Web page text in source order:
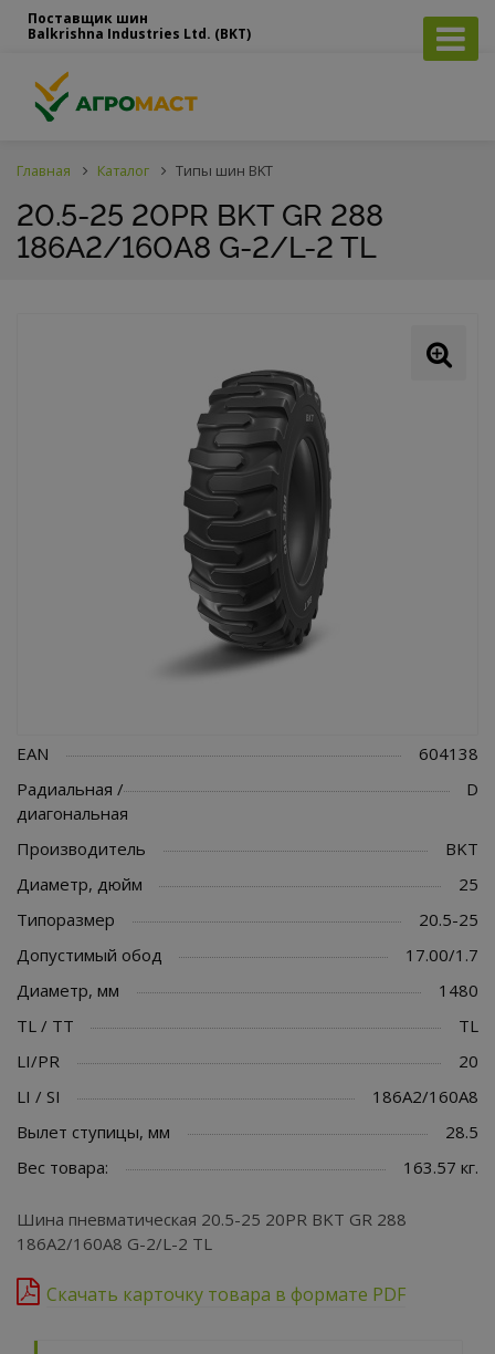
Поставщик шин
Balkrishna Industries Ltd. (BKT)
Главная Каталог Типы шин BKT
20.5-25 20PR BKT GR 288
186A2/160A8 G-2/L-2 TL
EAN
604138
Радиальная /
диагональная
D
Производитель
BKT
Диаметр, дюйм
25
Типоразмер
20.5-25
Допустимый обод
17.00/1.7
Диаметр, мм
1480
TL / TT
TL
LI/PR
20
LI / SI
186A2/160A8
Вылет ступицы, мм
28.5
Вес товара:
163.57 кг.
Шина пневматическая 20.5-25 20PR BKT GR 288
186A2/160A8 G-2/L-2 TL
Скачать карточку товара в формате PDF